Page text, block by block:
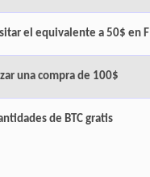
el equivalente a 50$ en
una compra de 100$
de BTC gratis